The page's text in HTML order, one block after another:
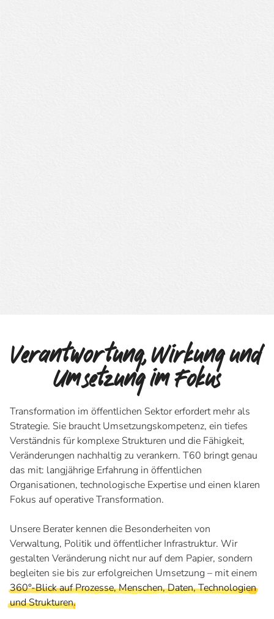
Verantwortung, Wirkung und
Umsetzung im Fokus
Transformation im öffentlichen Sektor erfordert mehr als
Strategie. Sie braucht Umsetzungskompetenz, ein tiefes
Verständnis für komplexe Strukturen und die Fähigkeit,
Veränderungen nachhaltig zu verankern. T60 bringt genau
das mit: langjährige Erfahrung in öffentlichen
Organisationen, technologische Expertise und einen klaren
Fokus auf operative Transformation.
Unsere Berater kennen die Besonderheiten von
Verwaltung, Politik und öffentlicher Infrastruktur. Wir
gestalten Veränderung nicht nur auf dem Papier, sondern
begleiten sie bis zur erfolgreichen Umsetzung – mit einem
360°-Blick auf Prozesse, Menschen, Daten, Technologien
und Strukturen.